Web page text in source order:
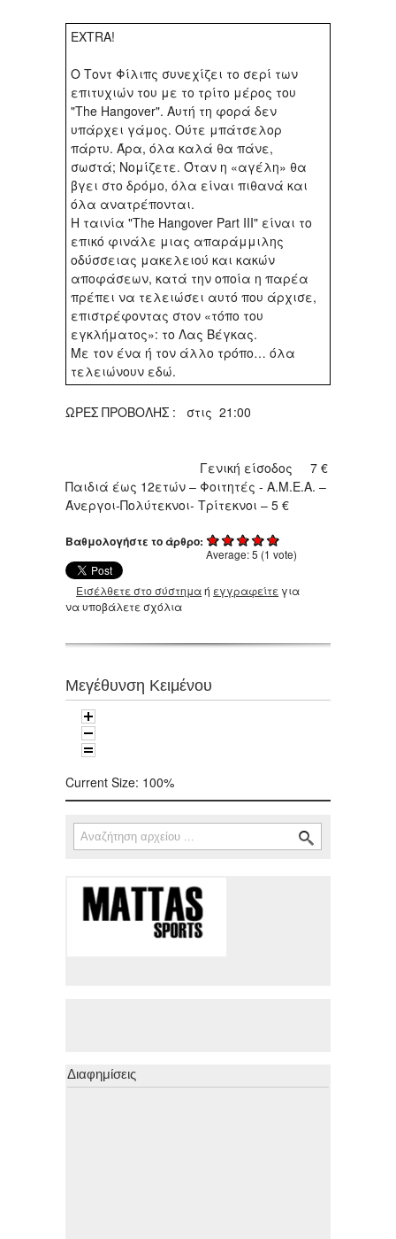
EXTRA!
Ο Τοντ Φίλιπς συνεχίζει το σερί των
επιτυχιών του με το τρίτο μέρος του
"The Hangover". Αυτή τη φορά δεν
υπάρχει γάμος. Ούτε μπάτσελορ
πάρτυ. Άρα, όλα καλά θα πάνε,
σωστά; Νομίζετε. Όταν η «αγέλη» θα
βγει στο δρόμο, όλα είναι πιθανά και
όλα ανατρέπονται.
Η ταινία "The Hangover Part III" είναι το
επικό φινάλε μιας απαράμμιλης
οδύσσειας μακελειού και κακών
αποφάσεων, κατά την οποία η παρέα
πρέπει να τελειώσει αυτό που άρχισε,
επιστρέφοντας στον «τόπο του
εγκλήματος»: το Λας Βέγκας.
Με τον ένα ή τον άλλο τρόπο… όλα
τελειώνουν εδώ.
ΩΡΕΣ ΠΡΟΒΟΛΗΣ : στις 21:00
Γενική είσοδος 7 €
Παιδιά έως 12ετών – Φοιτητές - Α.Μ.Ε.Α. –
Άνεργοι-Πολύτεκνοι- Τρίτεκνοι – 5 €
Βαθμολογήστε το άρθρο:
Average:5 (1 vote)
Εισέλθετε στο σύστημαή εγγραφείτε για
να υποβάλετε σχόλια
Μεγέθυνση Κειμένου
Current Size: 100%
Φόρμα αναζήτησης
Αναζήτηση
Διαφημίσεις